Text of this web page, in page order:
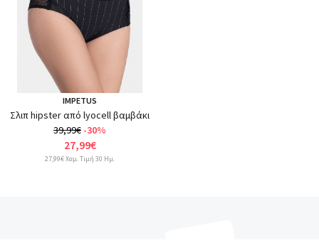
IMPETUS
Σλιπ hipster από lyocell βαμβάκι
39,99€ -30%
27,99€
27,99€ Χαμ. Τιμή 30 Ημ.